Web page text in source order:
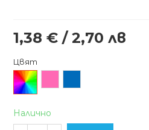
1,38 € / 2,70 лв
Цвят
Произволен/
микс
Налично